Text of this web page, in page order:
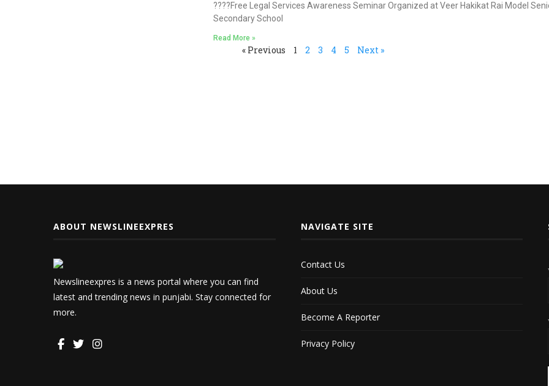
????Free Legal Services Awareness Seminar Organized at Veer Hakikat Rai Model
Secondary School
Read More »
« Previous 1 2 3 4 5 Next »
ABOUT NEWSLINEEXPRES
Newslineexpres is a news portal where you can find
latest and trending news in punjabi. Stay connected for
more.
NAVIGATE SITE
Contact Us
About Us
Become A Reporter
Privacy Policy